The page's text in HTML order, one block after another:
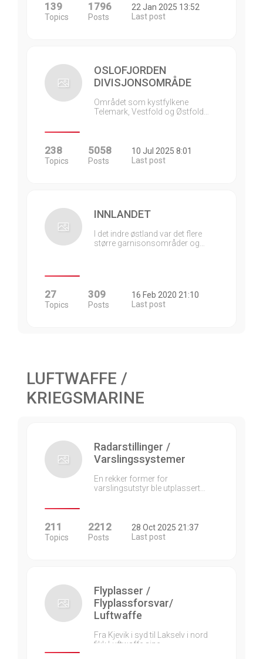
139
Topics
1796
Posts
22 Jan 2025 13:52
Last post
OSLOFJORDEN
DIVISJONSOMRÅDE
Området som kystfylkene
Telemark, Vestfold og Østfold…
238
Topics
5058
Posts
10 Jul 2025 8:01
Last post
INNLANDET
I det indre østland var det flere
større garnisonsområder og…
27
Topics
309
Posts
16 Feb 2020 21:10
Last post
LUFTWAFFE /
KRIEGSMARINE
Radarstillinger /
Varslingssystemer
En rekker former for
varslingsutstyr ble utplassert…
211
Topics
2212
Posts
28 Oct 2025 21:37
Last post
Flyplasser /
Flyplassforsvar/
Luftwaffe
Fra Kjevik i syd til Lakselv i nord
fikk Luftwaffe sine…